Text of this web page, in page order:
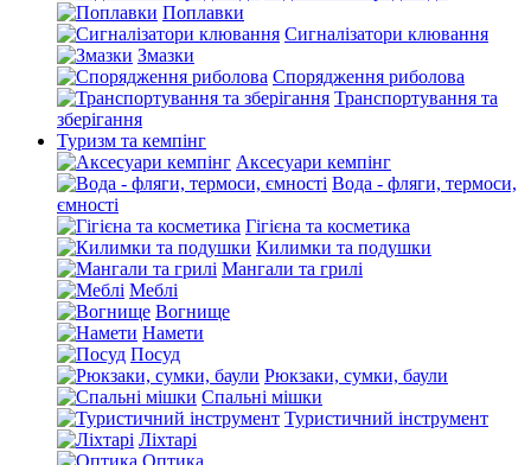
Поплавки
Сигналізатори клювання
Змазки
Спорядження риболова
Транспортування та
зберігання
Туризм та кемпінг
Аксесуари кемпінг
Вода - фляги, термоси,
ємності
Гігієна та косметика
Килимки та подушки
Мангали та грилі
Меблі
Вогнище
Намети
Посуд
Рюкзаки, сумки, баули
Спальні мішки
Туристичний інструмент
Ліхтарі
Оптика